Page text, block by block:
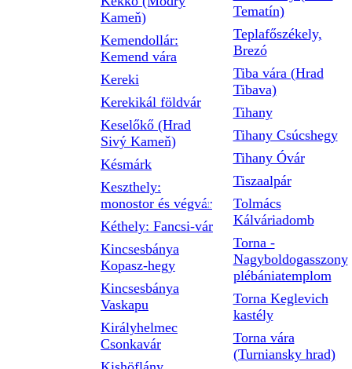
Kameň)
Kemendollár:
Kemend vára
Kereki
Kerekikál földvár
Keselőkő (Hrad
Sivý Kameň)
Késmárk
Keszthely:
monostor és végvár
Kéthely: Fancsi-vár
Kincsesbánya
Kopasz-hegy
Kincsesbánya
Vaskapu
Királyhelmec
Csonkavár
Tematín)
Teplafőszékely,
Brezó
Tiba vára (Hrad
Tibava)
Tihany
Tihany Csúcshegy
Tihany Óvár
Tiszaalpár
Tolmács
Kálváriadomb
Torna -
Nagyboldogasszony
plébániatemplom
Torna Keglevich
kastély
Torna vára
(Turniansky hrad)